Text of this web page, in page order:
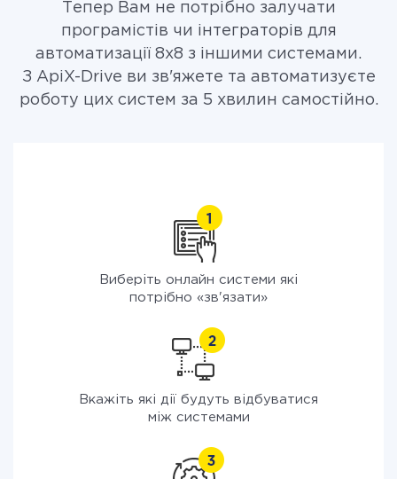
Тепер Вам не потрібно залучати
програмістів чи інтеграторів для
автоматизації 8x8 з іншими системами.
З ApiX-Drive ви зв'яжете та автоматизуєте
роботу цих систем за 5 хвилин самостійно.
Виберіть онлайн системи які
потрібно «зв'язати»
Вкажіть які дії будуть відбуватися
між системами